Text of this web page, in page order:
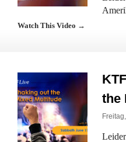
Watch This Video →
the